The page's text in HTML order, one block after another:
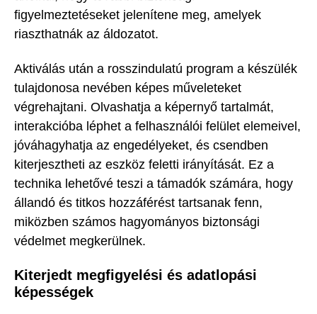
figyelmeztetéseket jelenítene meg, amelyek
riaszthatnák az áldozatot.
Aktiválás után a rosszindulatú program a készülék
tulajdonosa nevében képes műveleteket
végrehajtani. Olvashatja a képernyő tartalmát,
interakcióba léphet a felhasználói felület elemeivel,
jóváhagyhatja az engedélyeket, és csendben
kiterjesztheti az eszköz feletti irányítását. Ez a
technika lehetővé teszi a támadók számára, hogy
állandó és titkos hozzáférést tartsanak fenn,
miközben számos hagyományos biztonsági
védelmet megkerülnek.
Kiterjedt megfigyelési és adatlopási
képességek